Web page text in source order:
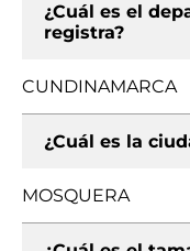
¿Cuál es el
registra?
CUNDINAMARCA
¿Cuál es la
MOSQUERA